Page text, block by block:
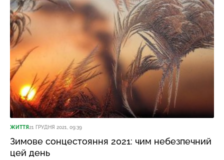
ЖИТТЯ21 ГРУДНЯ 2021, 09:39
Зимове сонцестояння 2021: чим небезпечний
цей день